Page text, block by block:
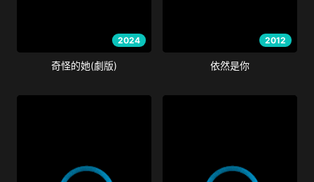
2024
奇怪的她(劇版)
2012
依然是你